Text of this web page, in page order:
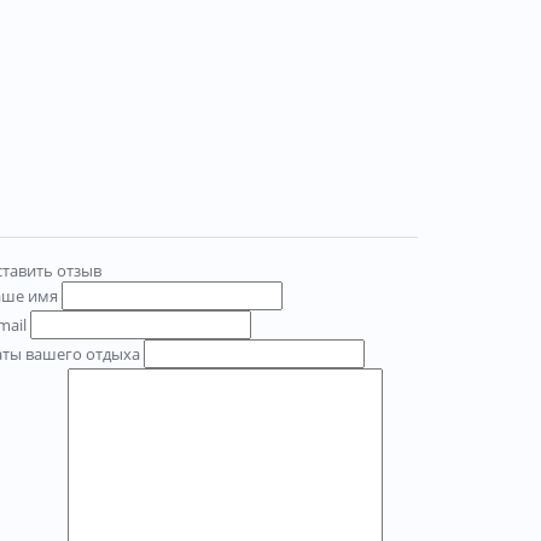
отзыв
имя
вашего отдыха